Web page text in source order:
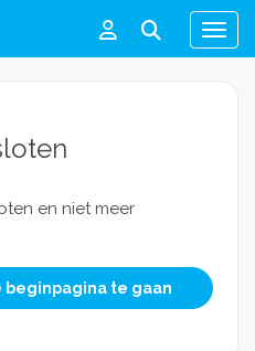
Menu
en niet meer
beginpagina te gaan